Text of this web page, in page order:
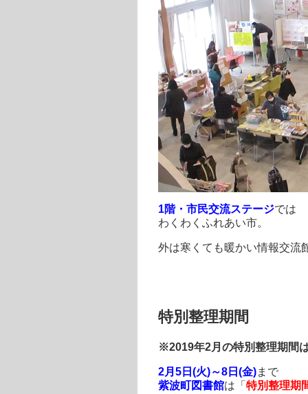
1階・市民交流ステージでは
わくわくふれあい市。
外は寒くても暖かい情報交流
特別整理期間
※2019年2月の特別整理期間
2月5日(火)～8日(金)まで
紫波町図書館は「 特別整理期